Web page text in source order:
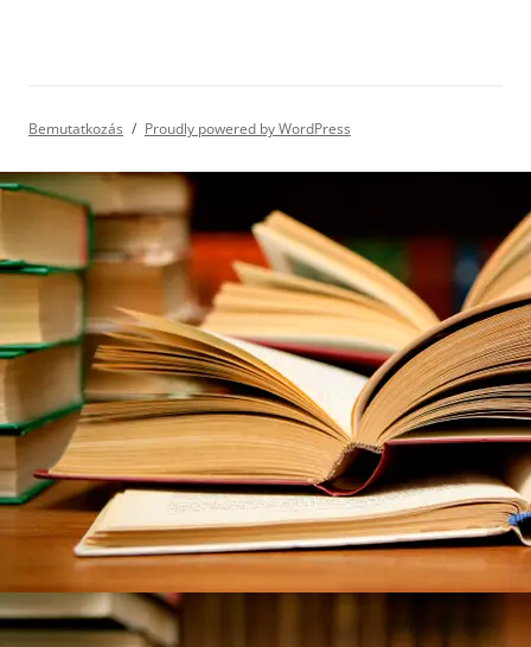
Bemutatkozás Proudly powered by WordPress